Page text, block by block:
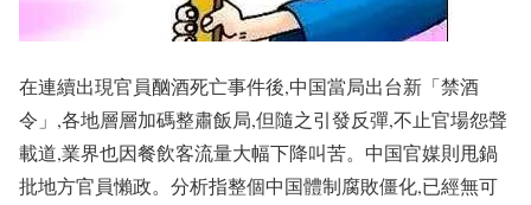
在連續出現官員酗酒死亡事件後,中国當局出台新「禁酒
令」,各地層層加碼整肅飯局,但隨之引發反彈,不止官場怨聲
載道,業界也因餐飲客流量大幅下降叫苦。中国官媒則甩鍋
批地方官員懶政。分析指整個中国體制腐敗僵化,已經無可